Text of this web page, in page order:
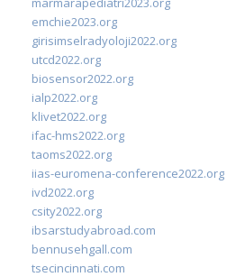
emchie2023.org
girisimselradyoloji2022.org
utcd2022.org
biosensor2022.org
ialp2022.org
klivet2022.org
ifac-hms2022.org
taoms2022.org
iias-euromena-conference2022.org
ivd2022.org
csity2022.org
ibsarstudyabroad.com
bennusehgall.com
tsecincinnati.com